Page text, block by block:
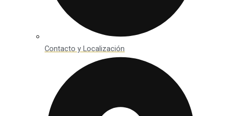
Contacto y Localización